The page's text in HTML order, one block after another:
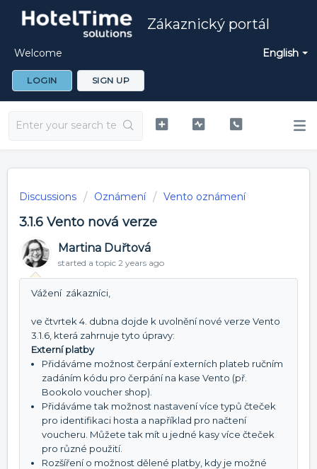
Zákaznický portál
English
Welcome
LOGIN SIGN UP
Discussions Oznámení Vento oznámení
3.1.6 Vento nová verze
Martina Duřtová
started a topic 2 years ago
Vážení zákazníci,
ve čtvrtek 4. dubna dojde k uvolnění nové verze Vento
3.1.6, která zahrnuje tyto úpravy:
Externí platby
Přidáváme možnost čerpání externích plateb ručním
zadáním kódu pro čerpání na kase Vento (př.
Bookolo voucher shop).
Přidáváme tak možnost nastavení více typů čteček
pro identifikaci hosta a například pro načtení
voucheru. Můžete tak mít u jedné kasy více čteček
pro různé použití.
Rozšíření o možnost dělené platby, kdy je možné